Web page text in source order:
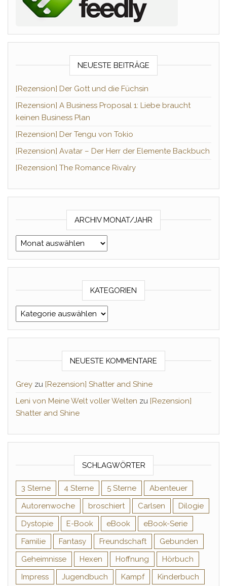
NEUESTE BEITRÄGE
[Rezension] Der Gott und die Füchsin
[Rezension] A Business Proposal 1: Liebe braucht
keinen Business Plan
[Rezension] Der Tengu von Tokio
[Rezension] Avatar – Der Herr der Elemente Backbuch
[Rezension] The Romance Rivalry
ARCHIV MONAT/JAHR
Archiv Monat/Jahr
KATEGORIEN
Kategorien
NEUESTE KOMMENTARE
Grey zu [Rezension] Shatter and Shine
Leni von Meine Welt voller Welten zu [Rezension]
Shatter and Shine
SCHLAGWÖRTER
3 Sterne 4 Sterne 5 Sterne
Abenteuer
Autorenwoche
broschiert Carlsen
Dilogie
Dystopie
E-Book eBook
eBook-Serie
Familie
Fantasy Freundschaft
Gebunden
Geheimnisse
Hexen Hoffnung
Hörbuch
Impress
Jugendbuch Kampf
Kinderbuch